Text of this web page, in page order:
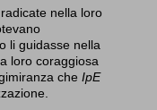
nella loro
li guidasse nella
loro coraggiosa
che IpE